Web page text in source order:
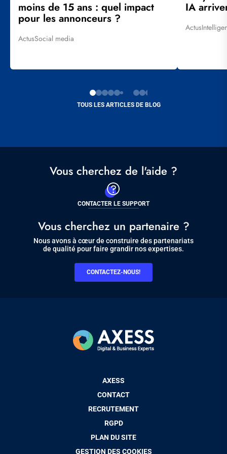
TOUS LES ARTICLES DE BLOG
jour
moins de 15 ans : quel impact
pour les annonceurs ?
Tags
ActusSocial media
jour
IA
Tags
Actus
Vous cherchez de l'aide ?
CONTACTER LE SUPPORT
Vous cherchez un partenaire ?
Nous avons à cœur de construire des partenariats
de qualité pour faire grandir nos expertises.
CONTACTEZ-NOUS!
AXESS
CONTACT
RECRUTEMENT
RGPD
PLAN DU SITE
GESTION DES COOKIES